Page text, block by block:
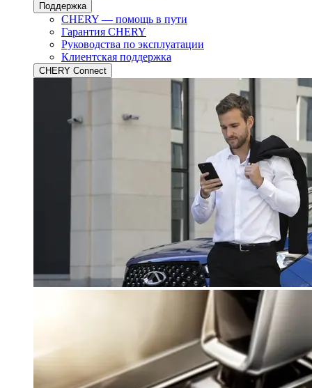
Поддержка
CHERY — помощь в пути
Гарантия CHERY
Руководства по эксплуатации
Клиентская поддержка
CHERY Connect